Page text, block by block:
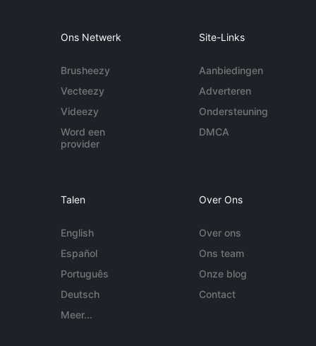
Ons Netwerk
Brusheezy
Vecteezy
Videezy
Word een
provider
Site-Links
Aanbiedingen
Adverteren
Ondersteuning
DMCA
Talen
English
Español
Português
Deutsch
Meer...
Over Ons
Over ons
Ons team
Onze blog
Contact